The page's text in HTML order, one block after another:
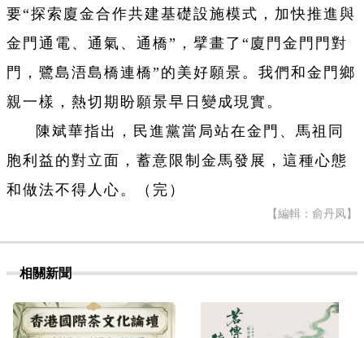
要“探索廈金合作共建基礎設施模式，加快推進與
金門通電、通氣、通橋”，擘畫了“廈門金門門對
門，鷺島浯島橋連橋”的美好願景。我們和金門鄉
親一樣，熱切期盼願景早日變成現實。
陳斌華指出，民進黨當局站在金門、馬祖同
胞利益的對立面，蓄意限制金馬發展，這種心態
和做法不得人心。（完）
【編輯：俞丹凤】
相關新聞